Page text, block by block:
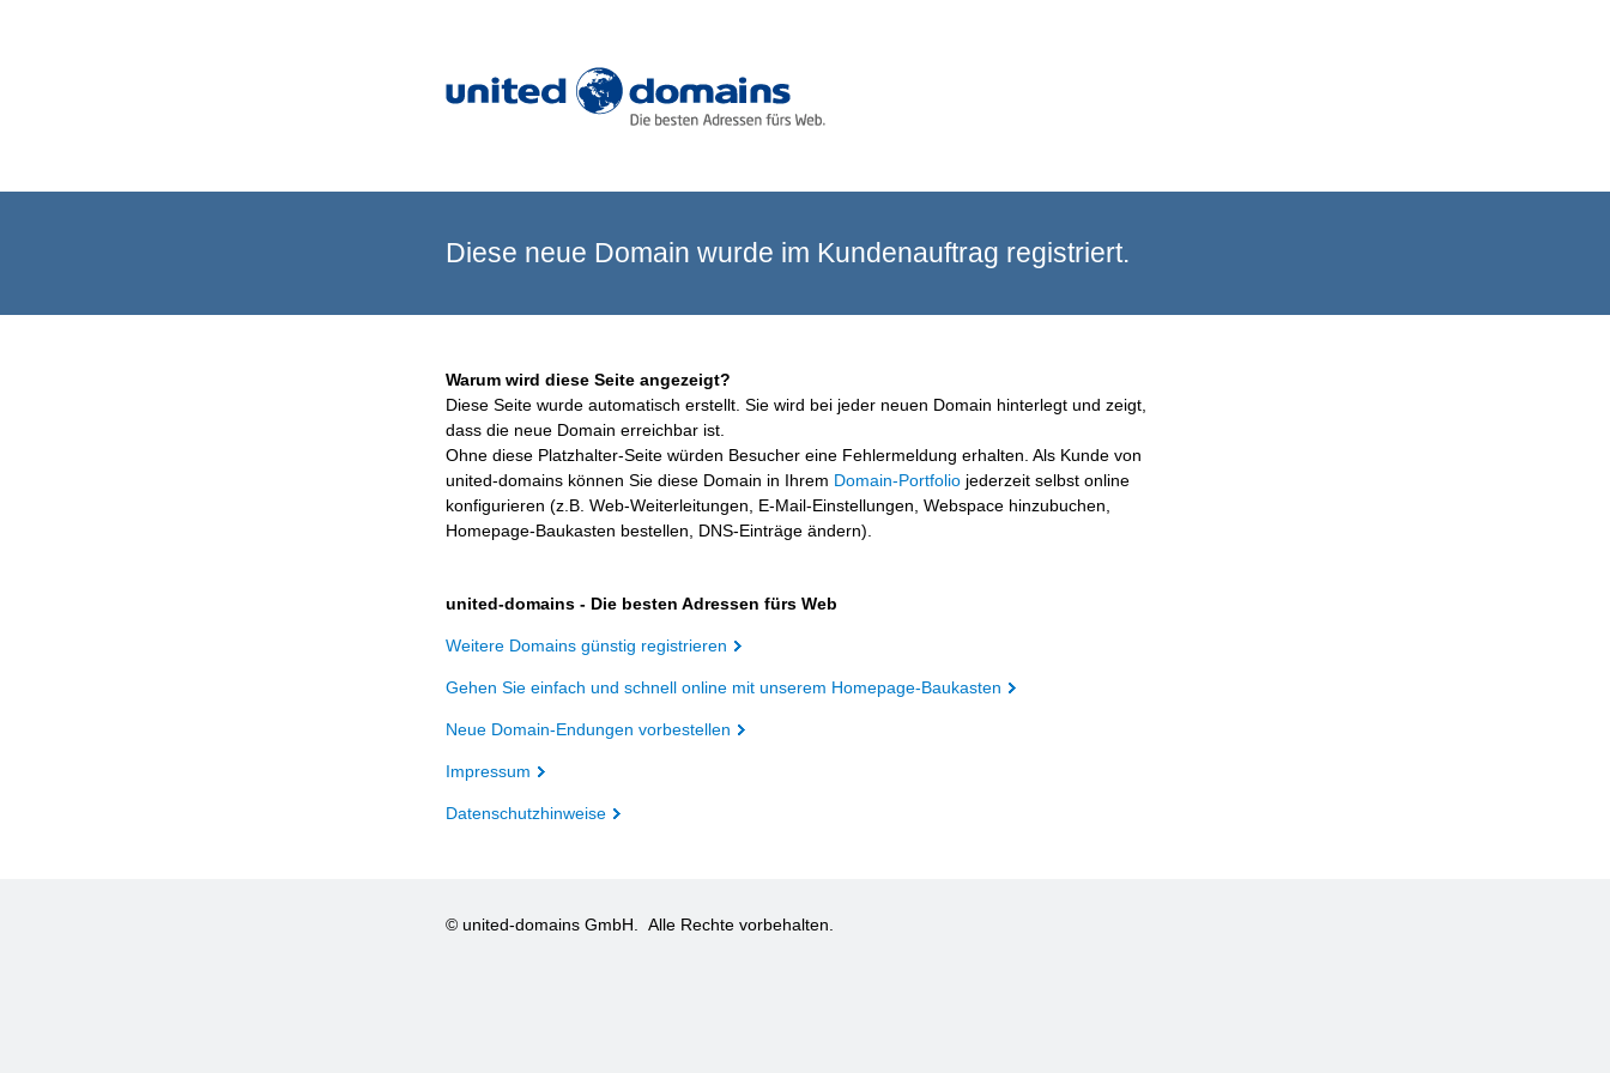
Diese neue Domain wurde im Kundenauftrag registriert.
Warum wird diese Seite angezeigt?
Diese Seite wurde automatisch erstellt. Sie wird bei jeder neuen Domain hinterlegt und zeigt,
dass die neue Domain erreichbar ist.
Ohne diese Platzhalter-Seite würden Besucher eine Fehlermeldung erhalten. Als Kunde von
united-domains können Sie diese Domain in Ihrem Domain-Portfolio jederzeit selbst online
konfigurieren (z.B. Web-Weiterleitungen, E-Mail-Einstellungen, Webspace hinzubuchen,
Homepage-Baukasten bestellen, DNS-Einträge ändern).
united-domains - Die besten Adressen fürs Web
Weitere Domains günstig registrieren
Gehen Sie einfach und schnell online mit unserem Homepage-Baukasten
Neue Domain-Endungen vorbestellen
Impressum
Datenschutzhinweise
© united-domains GmbH. Alle Rechte vorbehalten.